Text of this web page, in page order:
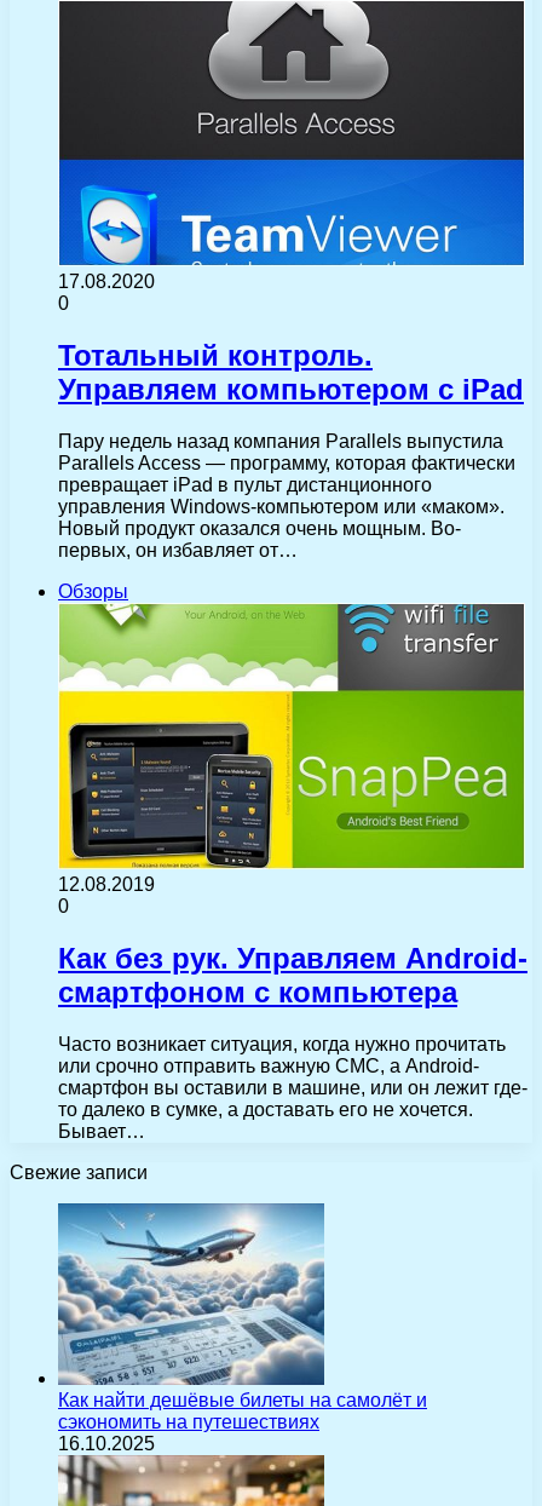
17.08.2020
0
Тотальный контроль.
Управляем компьютером с iPad
Пару недель назад компания Parallels выпустила
Parallels Access — программу, которая фактически
превращает iPad в пульт дистанционного
управления Windows-компьютером или «маком».
Новый продукт оказался очень мощным. Во-
первых, он избавляет от…
Обзоры
12.08.2019
0
Как без рук. Управляем Android-
смартфоном с компьютера
Часто возникает ситуация, когда нужно прочитать
или срочно отправить важную СМС, а Android-
смартфон вы оставили в машине, или он лежит где-
то далеко в сумке, а доставать его не хочется.
Бывает…
Свежие записи
Как найти дешёвые билеты на самолёт и
сэкономить на путешествиях
16.10.2025